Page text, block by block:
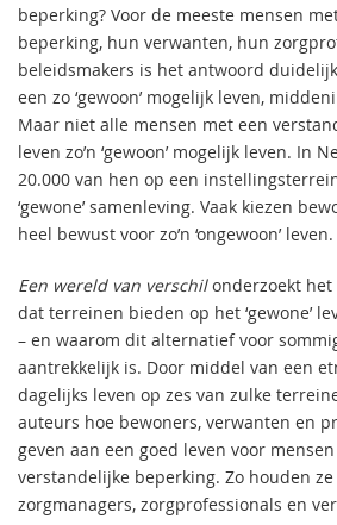
beperking? Voor de meeste mensen
beperking, hun verwanten, hun
beleidsmakers is het antwoord
een zo ‘gewoon’ mogelijk leven,
Maar niet alle mensen met een
leven zo’n ‘gewoon’ mogelijk leven. In
20.000 van hen op een
‘gewone’ samenleving. Vaak kiezen
heel bewust voor zo’n ‘ongewoon’
Een wereld van verschilonderzoekt
dat terreinen bieden op het ‘gewone’
– en waarom dit alternatief voor
aantrekkelijk is. Door middel van een
dagelijks leven op zes van zulke
auteurs hoe bewoners, verwanten en
geven aan een goed leven voor
verstandelijke beperking. Zo houden
zorgmanagers, zorgprofessionals en